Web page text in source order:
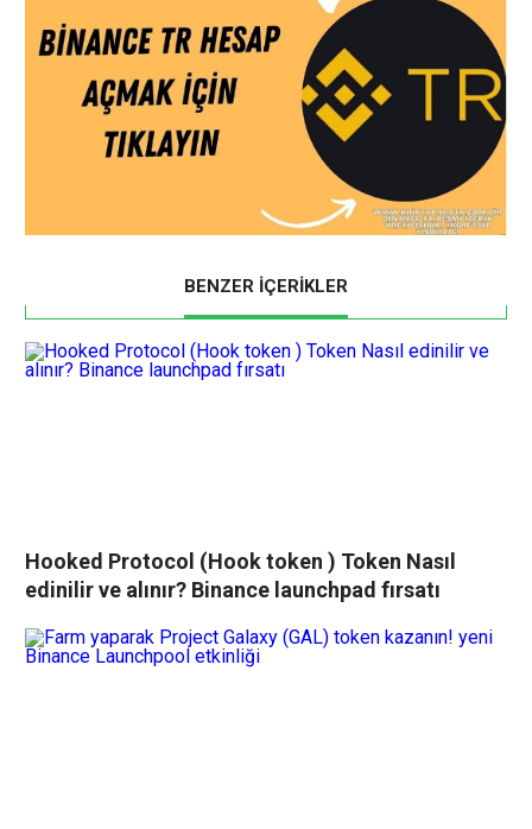
BENZER İÇERİKLER
Hooked Protocol (Hook token ) Token Nasıl
edinilir ve alınır? Binance launchpad fırsatı